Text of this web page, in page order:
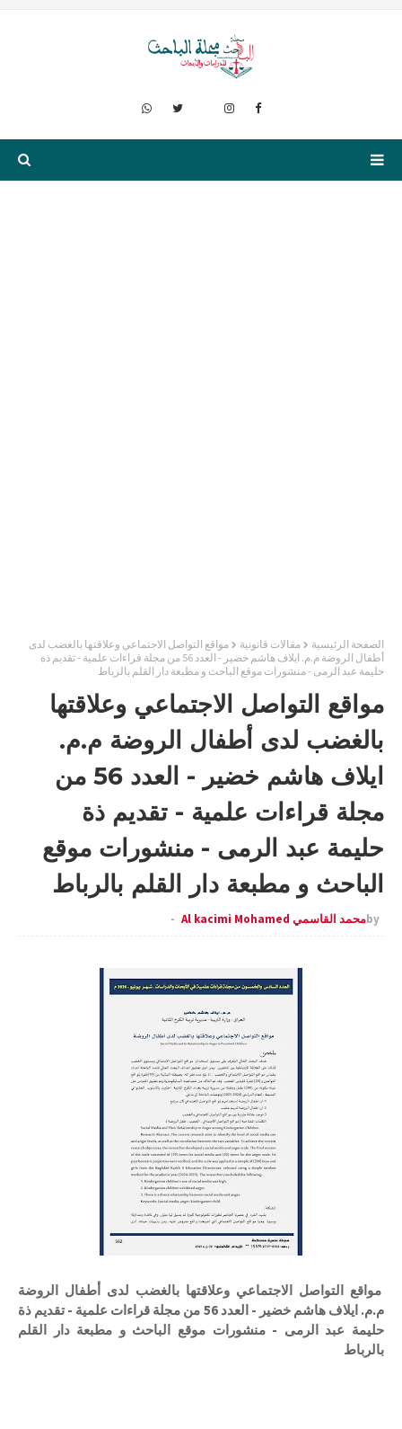
الصفحة الرئيسية مقالات قانونية
مواقع التواصل الاجتماعي وعلاقتها بالغضب لدى
أطفال الروضة م.م. ايلاف هاشم خضير - العدد 56 من مجلة قراءات علمية - تقديم ذة
حليمة عبد الرمى - منشورات موقع الباحث و مطبعة دار القلم بالرباط
مواقع التواصل الاجتماعي وعلاقتها
بالغضب لدى أطفال الروضة م.م.
ايلاف هاشم خضير - العدد 56 من
مجلة قراءات علمية - تقديم ذة
حليمة عبد الرمى - منشورات موقع
الباحث و مطبعة دار القلم بالرباط
byمحمد القاسمي Al kacimi Mohamed
مواقع التواصل الاجتماعي وعلاقتها بالغضب لدى أطفال الروضة
م.م. ايلاف هاشم خضير - العدد 56 من مجلة قراءات علمية - تقديم ذة
حليمة عبد الرمى - منشورات موقع الباحث و مطبعة دار القلم
بالرباط